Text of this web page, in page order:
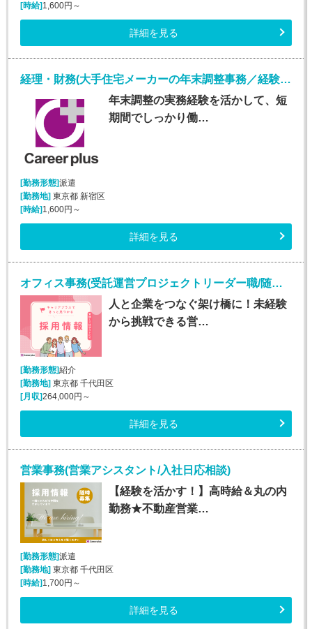
[時給] 1,600円～
詳細を見る
経理・財務(大手住宅メーカーの年末調整事務／経験者限定・短期)
年末調整の実務経験を活かして、短
期間でしっかり働…
[勤務形態]派遣
[勤務地] 東京都 新宿区
[時給] 1,600円～
詳細を見る
オフィス事務(受託運営プロジェクトリーダー職/随時入社)
人と企業をつなぐ架け橋に！未経験
から挑戦できる営…
[勤務形態]紹介
[勤務地]東京都 千代田区
[月収]264,000円～
詳細を見る
営業事務(営業アシスタント/入社日応相談)
【経験を活かす！】高時給＆丸の内
勤務★不動産営業…
[勤務形態]派遣
[勤務地] 東京都 千代田区
[時給] 1,700円～
詳細を見る